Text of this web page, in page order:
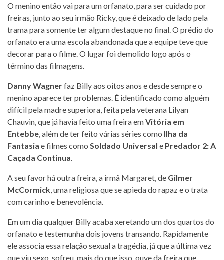
O menino então vai para um orfanato, para ser cuidado por
freiras, junto ao seu irmão Ricky, que é deixado de lado pela
trama para somente ter algum destaque no final. O prédio do
orfanato era uma escola abandonada que a equipe teve que
decorar para o filme. O lugar foi demolido logo após o
término das filmagens.
Danny Wagnerfaz Billy aos oitos anos e desde sempre o
menino aparece ter problemas. É identificado como alguém
difícil pela madre superiora, feita pela veterana Lilyan
Chauvin, que já havia feito uma freira emVitória em
Entebbe, além de ter feito várias séries como Ilha da
Fantasia e filmes como Soldado Universal e Predador 2: A
Caçada Continua.
A seu favor há outra freira, a irmã Margaret, de Gilmer
McCormick, uma religiosa que se apieda do rapaz e o trata
com carinho e benevolência.
Em um dia qualquer Billy acaba xeretando um dos quartos do
orfanato e testemunha dois jovens transando. Rapidamente
ele associa essa relação sexual a tragédia, já que a última vez
que viu sexo, sofreu, mais do que isso, ouve da freira que